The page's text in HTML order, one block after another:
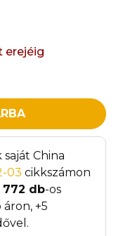
erejéig
China
03 cikkszámon
772 db-os
+5